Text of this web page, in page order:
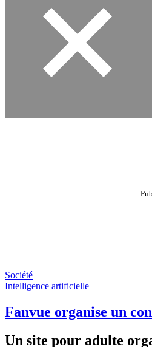
Société
Intelligence artificielle
Fanvue organise un
Un site pour adulte